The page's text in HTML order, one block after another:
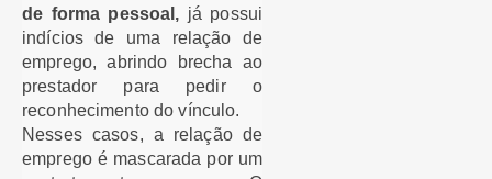
de forma pessoal, já possui
indícios de uma relação de
emprego, abrindo brecha ao
prestador para pedir o
reconhecimento do vínculo.
Nesses casos, a relação de
emprego é mascarada por um